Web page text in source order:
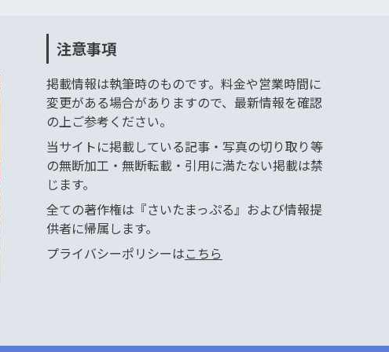
注意事項
掲載情報は執筆時のものです。料金や営業時間に
変更がある場合がありますので、最新情報を確認
の上ご参考ください。
当サイトに掲載している記事・写真の切り取り等
の無断加工・無断転載・引用に満たない掲載は禁
じます。
全ての著作権は『さいたまっぷる』および情報提
供者に帰属します。
プライバシーポリシーはこちら